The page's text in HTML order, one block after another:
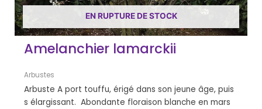
EN RUPTURE DE STOCK
Amelanchier lamarckii
Arbustes
Arbuste A port touffu, érigé dans son jeune âge, puis
s élargissant. Abondante floraison blanche en mars